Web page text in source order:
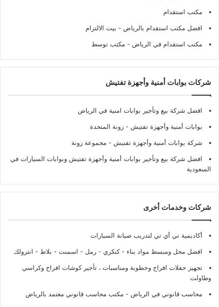
مكتب استقدام
افضل مكتب استقدام بالرياض - بيت الالتزام
مكتب استقدام في الرياض - مكتب توسط
شركات بوابات أمنية وأجهزة تفتيش
افضل شركة بيع وتأجير بوابات امنية في الرياض
بوابات أمنية وأجهزة تفتيش - زونة المتحدة
شركة بوابات أمنية وأجهزة تفتيش - مجموعة زونة
افضل شركة بيع وتأجير بوابات أمنية وأجهزة تفتيش وبوابات السيارات في
السعودية
شركات وخدمات أخرى
أكاديمية تي أي تي لتدريب صيانة السيارات
افضل محل ومبسط مواد بناء - كنكري - رمل - اسمنت - بلاط - انترولك
تجهيز حفلات افراح وخطوبة ومناسبات ، تأجير كوشات افراح وكراسي
وطاولت
محاسب قانوني في الرياض - مكتب محاسب قانوني معتمد بالرياض